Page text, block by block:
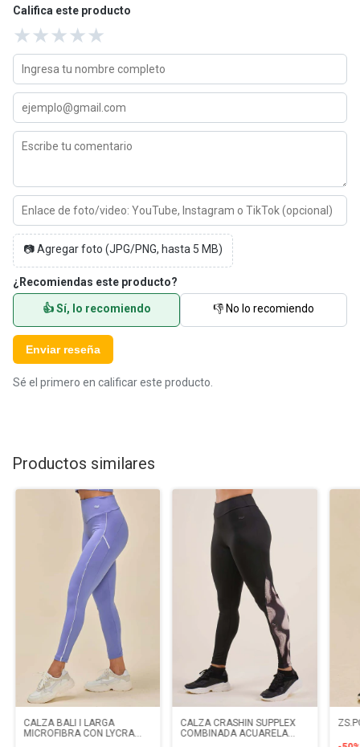
Califica este producto
★★★★★
📷 Agregar foto (JPG/PNG, hasta 5 MB)
¿Recomiendas este producto?
👍 Sí, lo recomiendo 👎 No lo recomiendo
Enviar reseña
Sé el primero en calificar este producto.
Productos similares
CALZA BALI I LARGA
MICROFIBRA CON LYCRA
CALZA CRASHIN SUPPLEX
COMBINADA ACUARELA